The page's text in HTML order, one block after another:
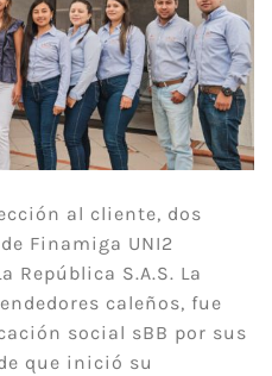
al cliente, dos
Finamiga UNI2
República S.A.S. La
caleños, fue
social sBB por sus
que inició su